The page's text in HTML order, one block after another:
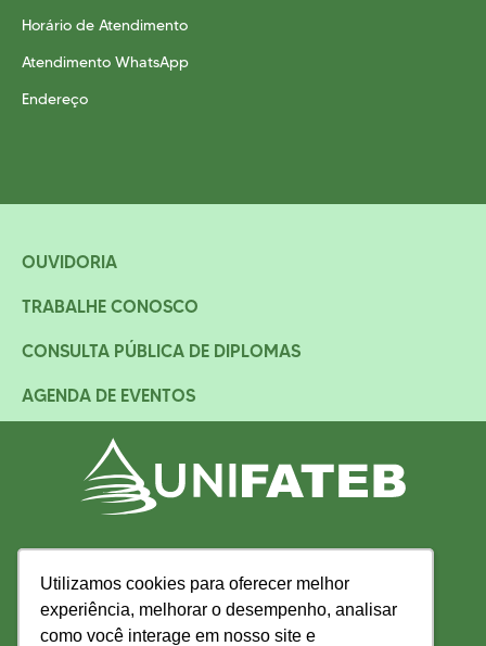
Utilizamos cookies para oferecer melhor
experiência, melhorar o desempenho, analisar
como você interage em nosso site e
Utilizamos cookies para oferecer melhor
experiência, melhorar o desempenho, analisar
como você interage em nosso site e
Horário de Atendimento
Atendimento WhatsApp
Endereço
OUVIDORIA
TRABALHE CONOSCO
CONSULTA PÚBLICA DE DIPLOMAS
AGENDA DE EVENTOS